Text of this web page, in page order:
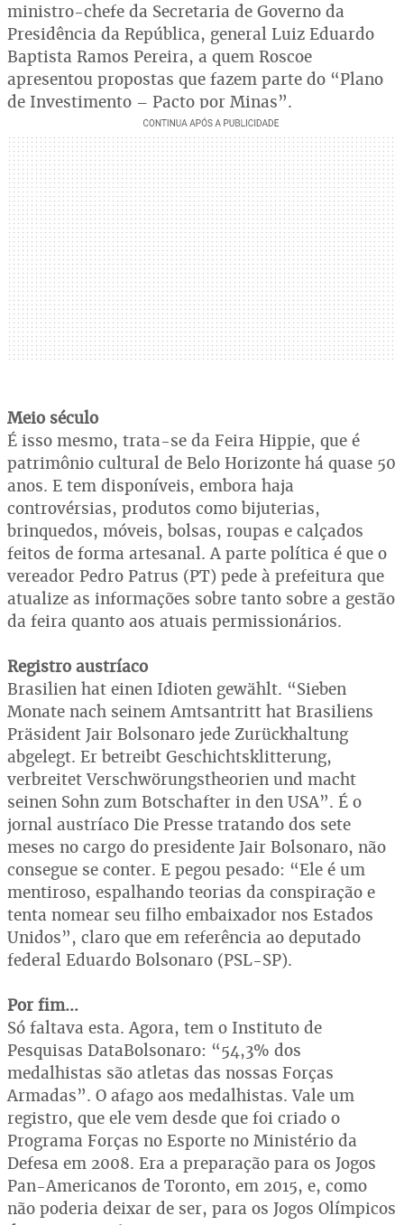
ministro-chefe da Secretaria de Governo da
Presidência da República, general Luiz Eduardo
Baptista Ramos Pereira, a quem Roscoe
apresentou propostas que fazem parte do “Plano
de Investimento – Pacto por Minas”.
Meio século
É isso mesmo, trata-se da Feira Hippie, que é
patrimônio cultural de Belo Horizonte há quase 50
anos. E tem disponíveis, embora haja
controvérsias, produtos como bijuterias,
brinquedos, móveis, bolsas, roupas e calçados
feitos de forma artesanal. A parte política é que o
vereador Pedro Patrus (PT) pede à prefeitura que
atualize as informações sobre tanto sobre a gestão
da feira quanto aos atuais permissionários.
Registro austríaco
Brasilien hat einen Idioten gewählt. “Sieben
Monate nach seinem Amtsantritt hat Brasiliens
Präsident Jair Bolsonaro jede Zurückhaltung
abgelegt. Er betreibt Geschichtsklitterung,
verbreitet Verschwörungstheorien und macht
seinen Sohn zum Botschafter in den USA”. É o
jornal austríaco Die Presse tratando dos sete
meses no cargo do presidente Jair Bolsonaro, não
consegue se conter. E pegou pesado: “Ele é um
mentiroso, espalhando teorias da conspiração e
tenta nomear seu filho embaixador nos Estados
Unidos”, claro que em referência ao deputado
federal Eduardo Bolsonaro (PSL-SP).
Por fim…
Só faltava esta. Agora, tem o Instituto de
Pesquisas DataBolsonaro: “54,3% dos
medalhistas são atletas das nossas Forças
Armadas”. O afago aos medalhistas. Vale um
registro, que ele vem desde que foi criado o
Programa Forças no Esporte no Ministério da
Defesa em 2008. Era a preparação para os Jogos
Pan-Americanos de Toronto, em 2015, e, como
não poderia deixar de ser, para os Jogos Olímpicos